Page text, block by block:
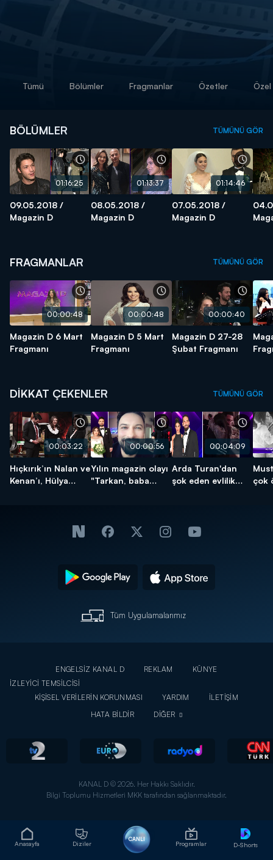
Anasayfa Diziler
CANLI
Programlar D-Shorts
Tümü Bölümler Fragmanlar Özetler
BÖLÜMLER TÜMÜNÜ GÖR
01:16:25
09.05.2018 /
Magazin D
01:13:37
08.05.2018 /
Magazin D
01:14:46
07.05.2018 /
Magazin D
FRAGMANLAR TÜMÜNÜ GÖR
00:00:48
Magazin D 6 Mart
Fragmanı
00:00:48
Magazin D 5 Mart
Fragmanı
00:00:40
Magazin D 27-28
Şubat Fragmanı
DİKKAT ÇEKENLER TÜMÜNÜ GÖR
00:03:22
Hıçkırık’ın Nalan ve
Kenan’ı, Hülya
00:00:56
Yılın magazin olayı
"Tarkan, baba
00:04:09
Arda Turan'dan
şok eden evlilik
çok
Tüm Uygulamalarımız
ENGELSİZ KANAL D REKLAM
KÜNYE
İZLEYİCİ TEMSİLCİSİ
KİŞİSEL VERİLERİN KORUNMASI
YARDIM
İLETİŞİM
HATA BİLDİR
DİĞER
KANAL D © 2026. Her Hakkı Saklıdır.
Bilgi Toplumu Hizmetleri MKK tarafından sağlanmaktadır.